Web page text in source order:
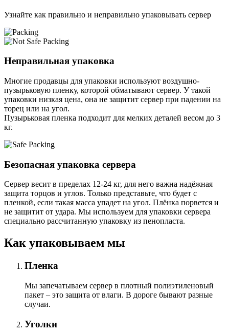
Узнайте как правильно и неправильно упаковывать сервер
Неправильная упаковка
Многие продавцы для упаковки используют воздушно-
пузырьковую пленку, которой обматывают сервер. У такой
упаковки низкая цена, она не защитит сервер при падении на
торец или на угол.
Пузырьковая пленка подходит для мелких деталей весом до 3
кг.
Безопасная упаковка сервера
Сервер весит в пределах 12-24 кг, для него важна надёжная
защита торцов и углов. Только представьте, что будет с
пленкой, если такая масса упадет на угол. Плёнка порвется и
не защитит от удара. Мы используем для упаковки сервера
специально расcчитанную упаковку из пенопласта.
Как упаковываем мы
Пленка
Мы запечатываем сервер в плотный полиэтиленовый
пакет – это защита от влаги. В дороге бывают разные
случаи.
Уголки